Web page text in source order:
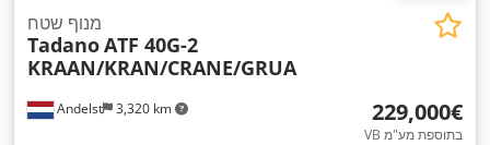
Andelst 3,320 km
מנוף שטח
TadanoATF 40G-2
KRAAN/KRAN/CRANE/GRUA
‏229,000 ‏€
VB בתוספת מע"מ